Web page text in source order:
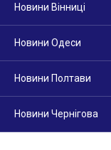
Новини Вінниці
Новини Одеси
Новини Полтави
Новини Чернігова